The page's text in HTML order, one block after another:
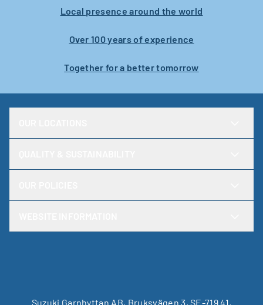
Local presence around the world
Over 100 years of experience
Together for a better tomorrow
Suzuki Garphyttan AB, Bruksvägen 3, SE-719 41,